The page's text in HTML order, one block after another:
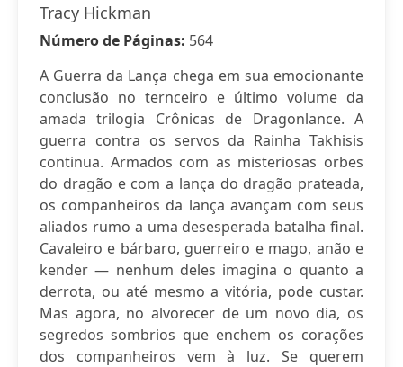
Tracy Hickman
Número de Páginas: 564
A Guerra da Lança chega em sua emocionante
conclusão no ternceiro e último volume da
amada trilogia Crônicas de Dragonlance. A
guerra contra os servos da Rainha Takhisis
continua. Armados com as misteriosas orbes
do dragão e com a lança do dragão prateada,
os companheiros da lança avançam com seus
aliados rumo a uma desesperada batalha final.
Cavaleiro e bárbaro, guerreiro e mago, anão e
kender — nenhum deles imagina o quanto a
derrota, ou até mesmo a vitória, pode custar.
Mas agora, no alvorecer de um novo dia, os
segredos sombrios que enchem os corações
dos companheiros vem à luz. Se querem